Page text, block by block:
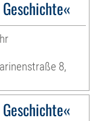
8,